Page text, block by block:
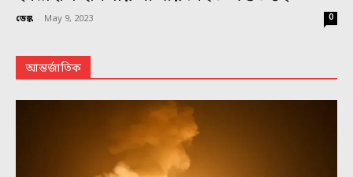
ডেস্ক - May 9, 2023 0
আন্তর্জাতিক